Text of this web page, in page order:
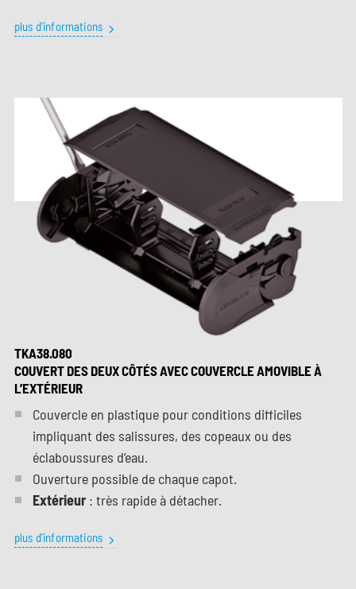
plus d'informations
TKA38.080
COUVERT DES DEUX CÔTÉS AVEC COUVERCLE AMOVIBLE À
L’EXTÉRIEUR
Couvercle en plastique pour conditions difficiles
impliquant des salissures, des copeaux ou des
éclaboussures d’eau.
Ouverture possible de chaque capot.
Extérieur : très rapide à détacher.
plus d'informations